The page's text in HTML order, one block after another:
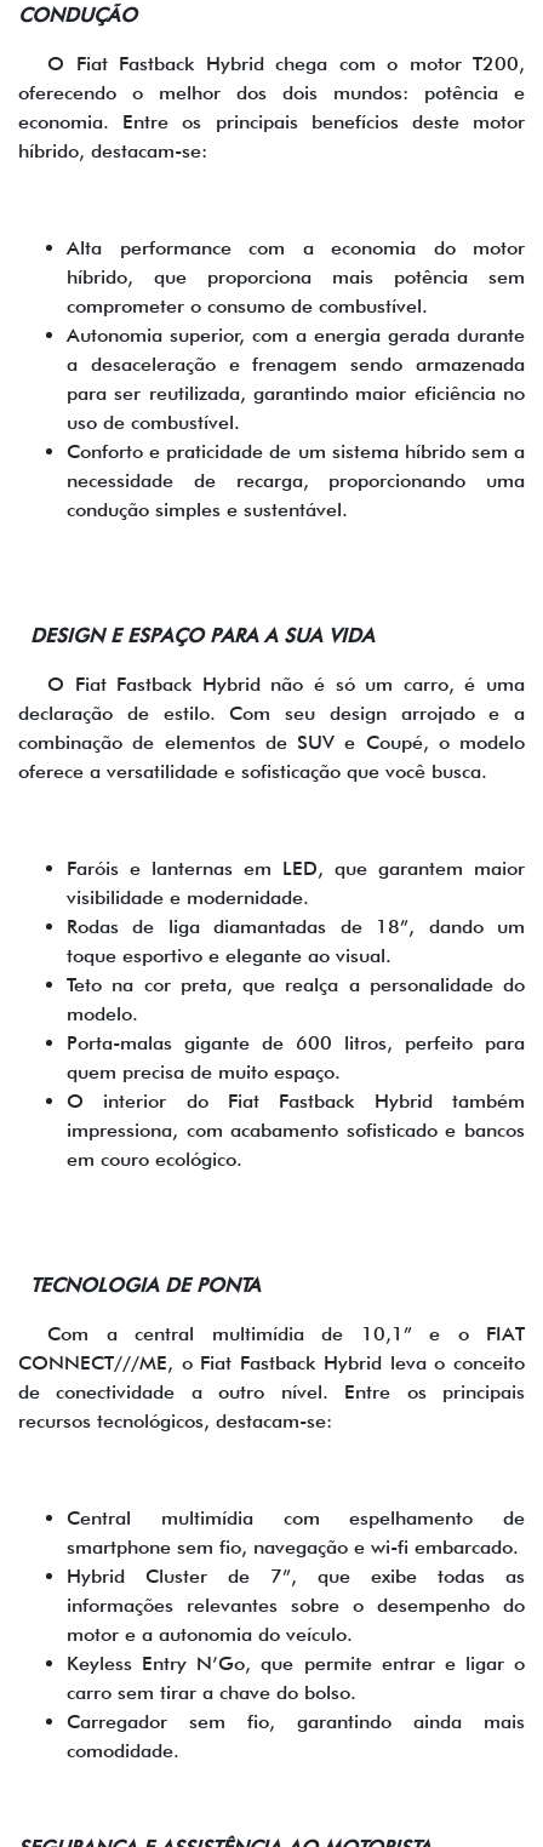
CONDUÇÃO
O Fiat Fastback Hybrid chega com o motor T200,
oferecendo o melhor dos dois mundos: potência e
economia. Entre os principais benefícios deste motor
híbrido, destacam-se:
Alta performance com a economia do motor
híbrido, que proporciona mais potência sem
comprometer o consumo de combustível.
Autonomia superior, com a energia gerada durante
a desaceleração e frenagem sendo armazenada
para ser reutilizada, garantindo maior eficiência no
uso de combustível.
Conforto e praticidade de um sistema híbrido sem a
necessidade de recarga, proporcionando uma
condução simples e sustentável.
DESIGN E ESPAÇO PARA A SUA VIDA
O Fiat Fastback Hybrid não é só um carro, é uma
declaração de estilo. Com seu design arrojado e a
combinação de elementos de SUV e Coupé, o modelo
oferece a versatilidade e sofisticação que você busca.
Faróis e lanternas em LED, que garantem maior
visibilidade e modernidade.
Rodas de liga diamantadas de 18”, dando um
toque esportivo e elegante ao visual.
Teto na cor preta, que realça a personalidade do
modelo.
Porta-malas gigante de 600 litros, perfeito para
quem precisa de muito espaço.
O interior do Fiat Fastback Hybrid também
impressiona, com acabamento sofisticado e bancos
em couro ecológico.
TECNOLOGIA DE PONTA
Com a central multimídia de 10,1” e o FIAT
CONNECT///ME, o Fiat Fastback Hybrid leva o conceito
de conectividade a outro nível. Entre os principais
recursos tecnológicos, destacam-se:
Central multimídia com espelhamento de
smartphone sem fio, navegação e wi-fi embarcado.
Hybrid Cluster de 7”, que exibe todas as
informações relevantes sobre o desempenho do
motor e a autonomia do veículo.
Keyless Entry N’Go, que permite entrar e ligar o
carro sem tirar a chave do bolso.
Carregador sem fio, garantindo ainda mais
comodidade.